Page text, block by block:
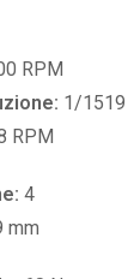
RPM
1/1519
RPM
4
mm